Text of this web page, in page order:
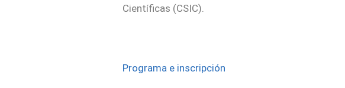
Científicas (CSIC).
Programa e inscripción